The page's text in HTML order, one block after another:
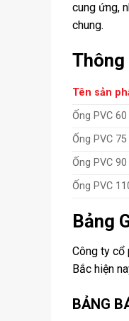
cung ứng,
chung.
Thông
Tên sản
Ống PVC 60
Ống PVC 75
Ống PVC 90
Ống PVC
Bảng
Công ty cổ
Bắc hiện
BẢNG